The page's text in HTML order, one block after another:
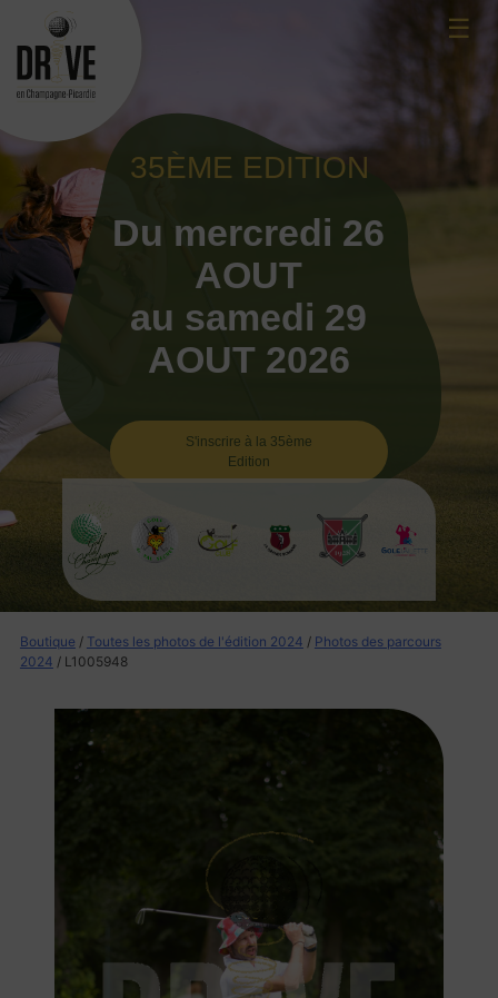
content
☰
35ÈME EDITION
Du mercredi 26
AOUT
au samedi 29
AOUT 2026
S'inscrire à la 35ème
Edition
Boutique / Toutes les photos de l'édition 2024 / Photos des parcours
2024 / L1005948